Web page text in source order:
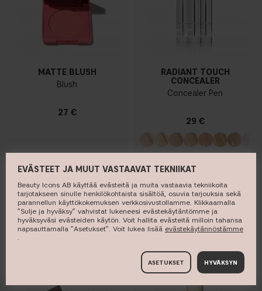
MATTE BLUSH
Blush
27 €
RADIANT TOUCH
CONCEALER
Concealer Pen
29 €
EVÄSTEET JA MUUT VASTAAVAT TEKNIIKAT
Beauty Icons AB käyttää evästeitä ja muita vastaavia tekniikoita
tarjotakseen sinulle henkilökohtaista sisältöä, osuvia tarjouksia sekä
parannellun käyttökokemuksen verkkosivustollamme. Klikkaamalla
”Sulje ja hyväksy” vahvistat lukeneesi evästekäytäntömme ja
hyväksyväsi evästeiden käytön. Voit hallita evästeitä milloin tahansa
napsauttamalla ”Asetukset”. Voit lukea lisää ​ evästekäytännöstämme
.
ASETUKSET HYVÄKSYN